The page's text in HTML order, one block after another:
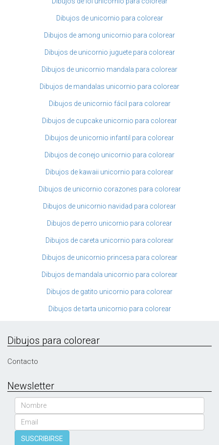
Dibujos de unicornio para colorear
Dibujos de among unicornio para colorear
Dibujos de unicornio juguete para colorear
Dibujos de unicornio mandala para colorear
Dibujos de mandalas unicornio para colorear
Dibujos de unicornio fácil para colorear
Dibujos de cupcake unicornio para colorear
Dibujos de unicornio infantil para colorear
Dibujos de conejo unicornio para colorear
Dibujos de kawaii unicornio para colorear
Dibujos de unicornio corazones para colorear
Dibujos de unicornio navidad para colorear
Dibujos de perro unicornio para colorear
Dibujos de careta unicornio para colorear
Dibujos de unicornio princesa para colorear
Dibujos de mandala unicornio para colorear
Dibujos de gatito unicornio para colorear
Dibujos de tarta unicornio para colorear
Dibujos para colorear
Contacto
Newsletter
Nombre
Email
SUSCRIBIRSE